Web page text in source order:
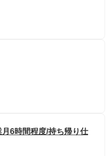
6時間程度/持ち帰り仕